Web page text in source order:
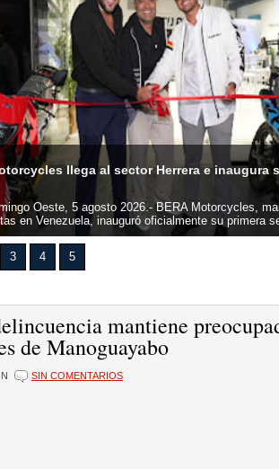
llega al sector Herrera e inaugura
Oeste, 5 agosto 2026.- BERA Motorcycles,
en Venezuela, inauguró oficialmente su primera
3 4 5
mantiene
de Manoguayabo
SIN COMENTARIOS